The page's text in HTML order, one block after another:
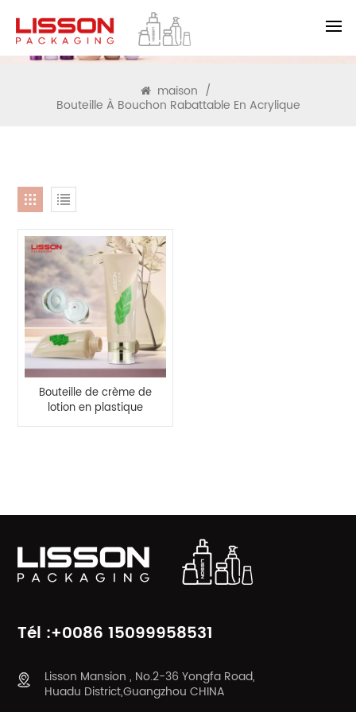
RECHERCHE
maison /
Bouteille À Bouchon Rabattable En Acrylique
Bouteille de crème de
lotion en plastique
HDPE 100g avec
Tél :+0086 15099958531
Lisson Mansion , No.2-36 Yongfa Road,
Huadu District,Guangzhou CHINA